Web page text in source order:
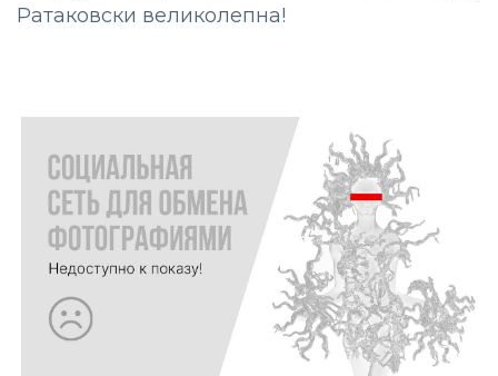
Ратаковски великолепна!